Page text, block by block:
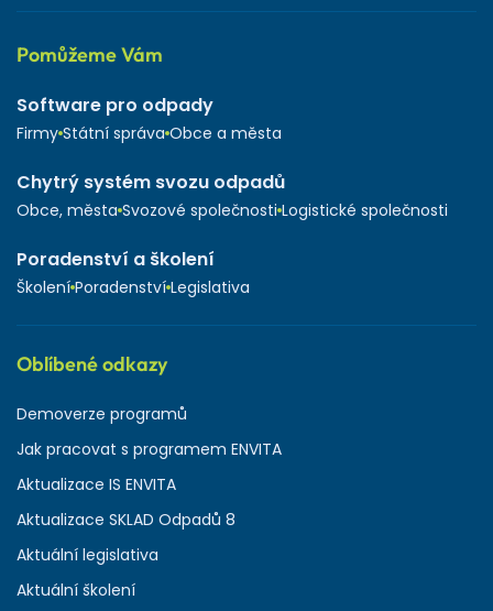
Pomůžeme Vám
Software pro odpady
Firmy Státní správa Obce a města
Chytrý systém svozu odpadů
Obce, města Svozové společnosti Logistické společnosti
Poradenství a školení
Školení Poradenství Legislativa
Oblíbené odkazy
Demoverze programů
Jak pracovat s programem ENVITA
Aktualizace IS ENVITA
Aktualizace SKLAD Odpadů 8
Aktuální legislativa
Aktuální školení